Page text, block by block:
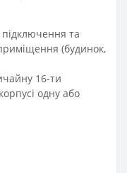
та
(будинок,
16-ти
одну або